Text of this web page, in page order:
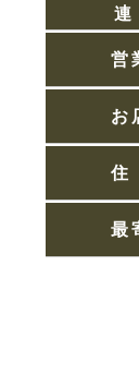
連
営
お
最